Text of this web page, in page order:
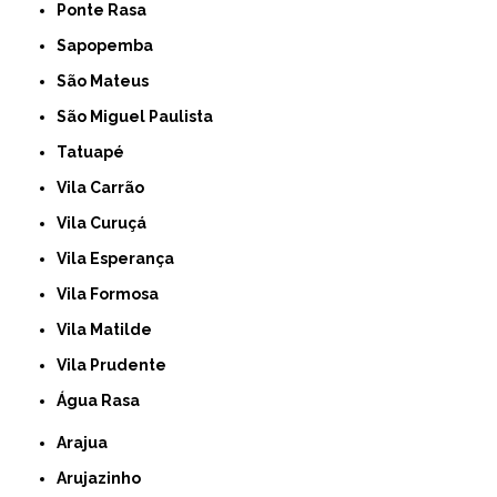
Ponte Rasa
Sapopemba
São Mateus
São Miguel Paulista
Tatuapé
Vila Carrão
Vila Curuçá
Vila Esperança
Vila Formosa
Vila Matilde
Vila Prudente
Água Rasa
Arajua
Arujazinho